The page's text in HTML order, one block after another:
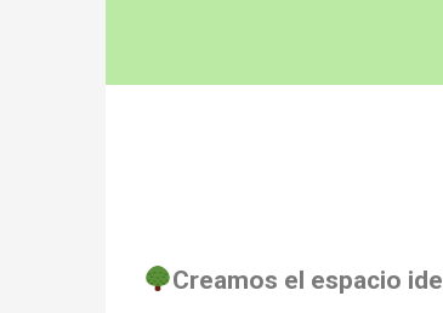
Creamos el espacio